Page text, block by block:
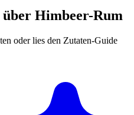
Himbeer-Rum
oder lies den Zutaten-Guide